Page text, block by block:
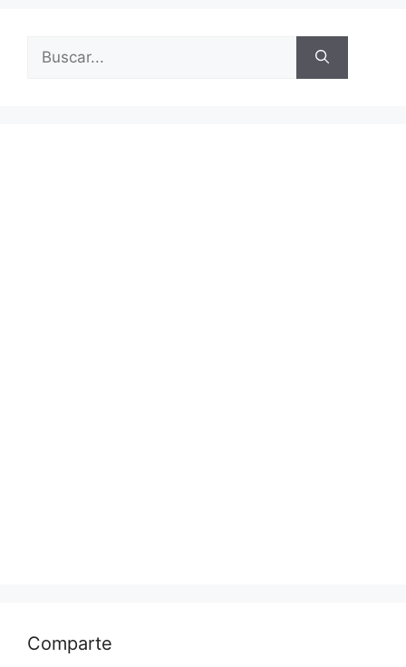
Buscar:
Comparte